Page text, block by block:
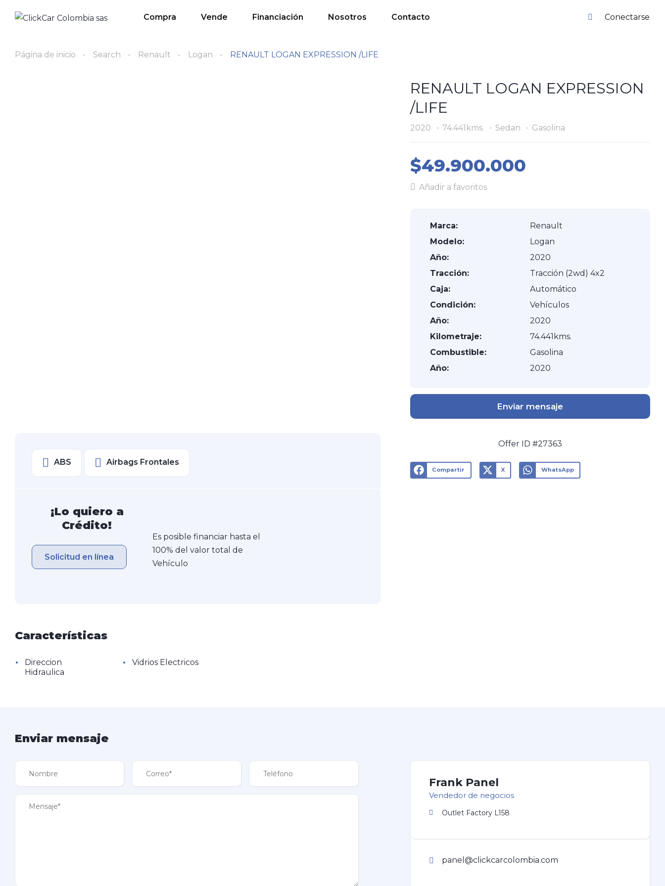
Compra Vende Financiación Nosotros Contacto Conectarse
Página de inicio Search Renault Logan RENAULT LOGAN EXPRESSION /LIFE
ABS Airbags Frontales
¡Lo quiero a
Crédito!
Solicitud en línea
Es posible financiar hasta el
100% del valor total de
Vehículo
Características
•
Direccion
Hidraulica
• Vidrios Electricos
RENAULT LOGAN EXPRESSION
/LIFE
2020 74.441kms. Sedan Gasolina
$49.900.000
Añadir a favoritos
Marca:
Renault
Modelo:
Logan
Año:
2020
Tracción:
Tracción (2wd) 4x2
Caja:
Automático
Condición:
Vehículos
Año:
2020
Kilometraje:
74.441kms.
Combustible:
Gasolina
Año:
2020
Enviar mensaje
Offer ID #27363
Compartir X WhatsApp
Enviar mensaje
Frank Panel
Vendedor de negocios
Outlet Factory L158
panel@clickcarcolombia.com